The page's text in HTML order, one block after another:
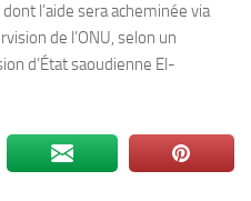
l’aide sera acheminée via
de l’ONU, selon un
d’État saoudienne El-